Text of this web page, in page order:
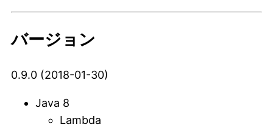
バージョン
0.9.0 (2018-01-30)
Java 8
Lambda